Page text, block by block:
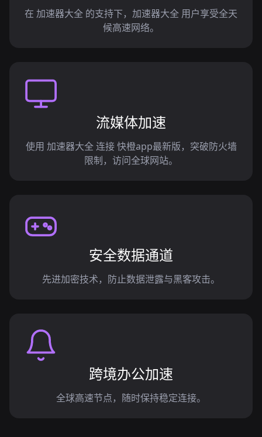
在 加速器大全 的支持下，加速器大全 用户享受全天
候高速网络。
流媒体加速
使用 加速器大全 连接 快橙app最新版，突破防火墙
限制，访问全球网站。
安全数据通道
先进加密技术，防止数据泄露与黑客攻击。
跨境办公加速
全球高速节点，随时保持稳定连接。